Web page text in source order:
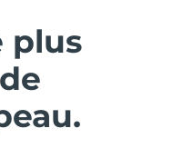
plus
Livraison estimée
Livraison estimée
Livraison estimée